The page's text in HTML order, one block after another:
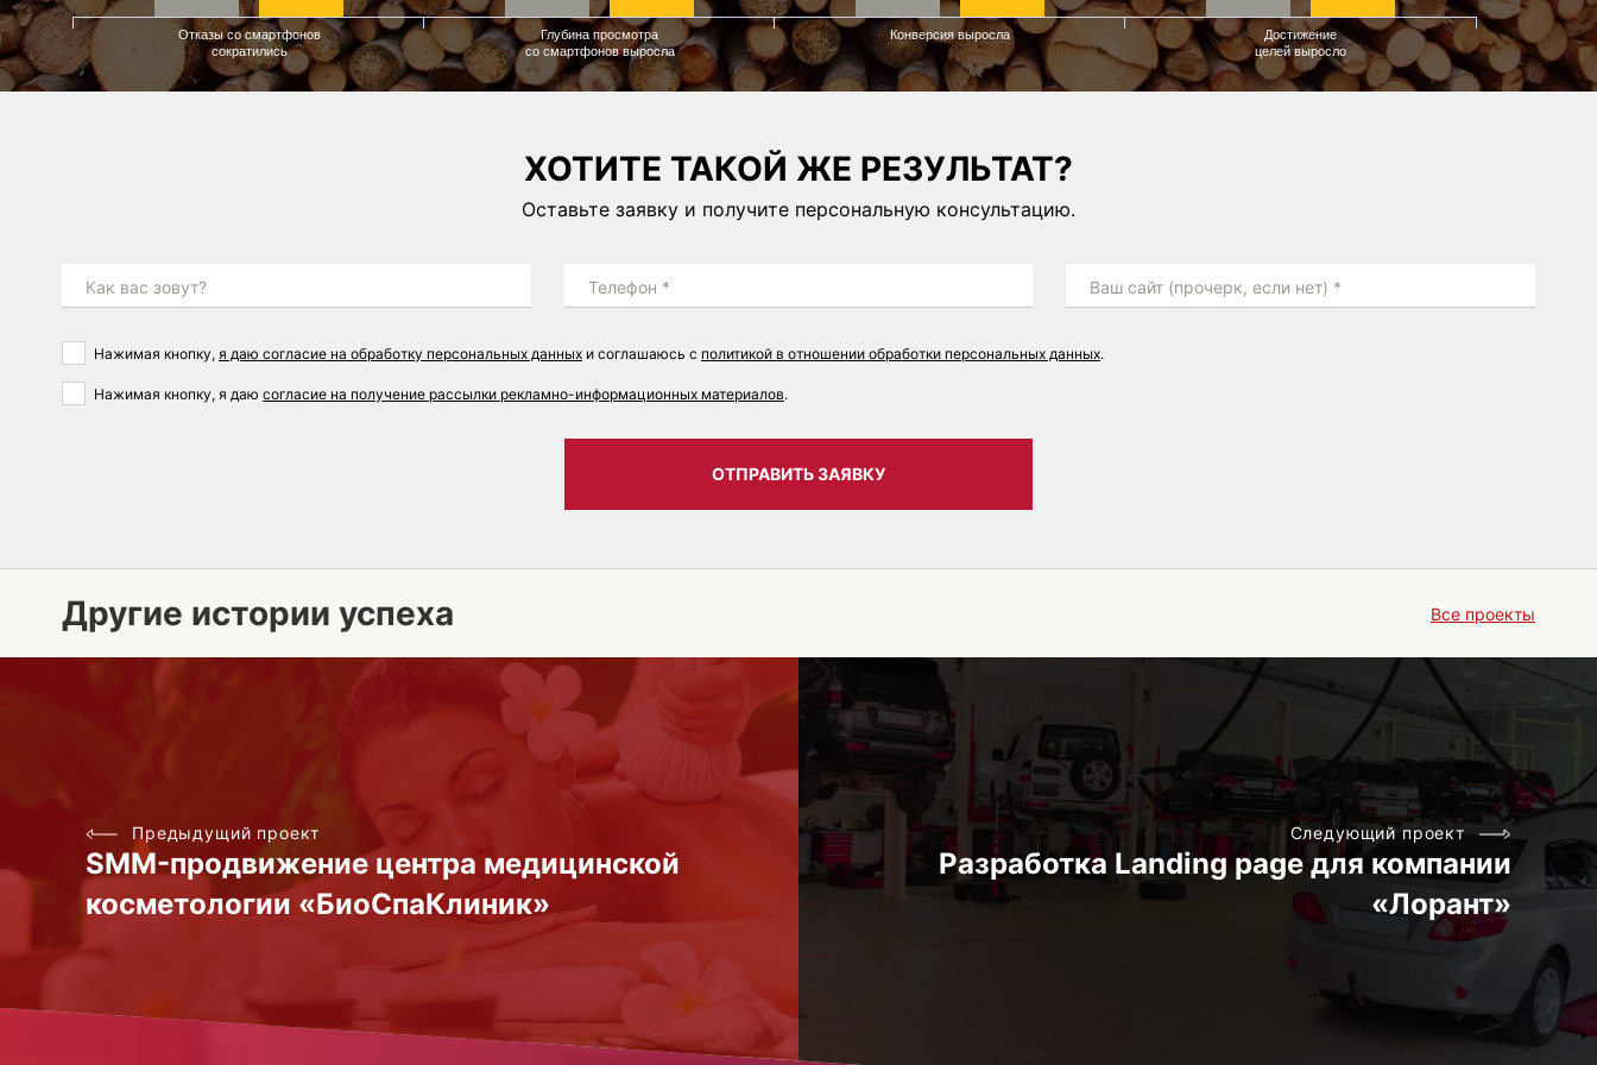
Отказы со смартфонов
сократились
Глубина просмотра
со смартфонов выросла
Конверсия выросла
Достижение
целей выросло
ХОТИТЕ ТАКОЙ ЖЕ РЕЗУЛЬТАТ?
Оставьте заявку и получите персональную консультацию.
Как вас зовут? Телефон * Ваш сайт (прочерк, если нет) *
Нажимая кнопку, я даю согласие на обработку персональных данных и соглашаюсь с политикой в отношении обработки персональных данных.
Нажимая кнопку, я даю согласие на получение рассылки рекламно-информационных материалов.
ОТПРАВИТЬ ЗАЯВКУ
Другие истории успеха Все проекты
Предыдущий проект
SMM-продвижение центра медицинской
косметологии «БиоСпаКлиник»
Следующий проект
Разработка Landing page для компании
«Лорант»